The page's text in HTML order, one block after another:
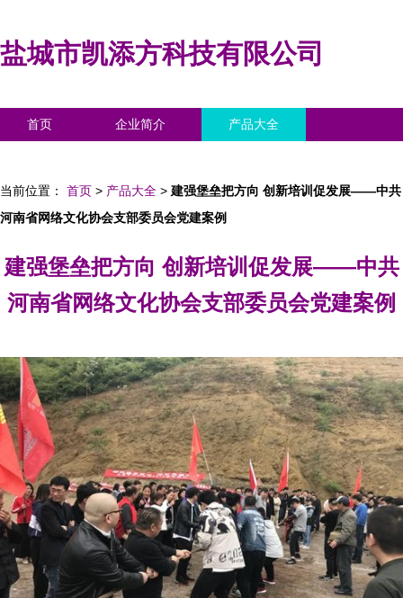
盐城市凯添方科技有限公司
首页 企业简介 产品大全
当前位置： 首页 > 产品大全 > 建强堡垒把方向 创新培训促发展——中共
河南省网络文化协会支部委员会党建案例
建强堡垒把方向 创新培训促发展——中共
河南省网络文化协会支部委员会党建案例